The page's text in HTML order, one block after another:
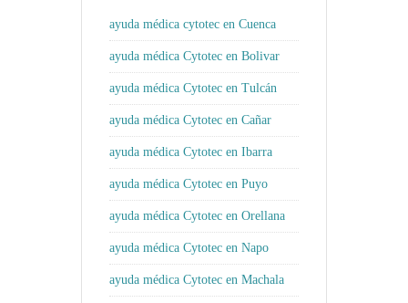
ayuda médica cytotec en Cuenca
ayuda médica Cytotec en Bolivar
ayuda médica Cytotec en Tulcán
ayuda médica Cytotec en Cañar
ayuda médica Cytotec en Ibarra
ayuda médica Cytotec en Puyo
ayuda médica Cytotec en Orellana
ayuda médica Cytotec en Napo
ayuda médica Cytotec en Machala